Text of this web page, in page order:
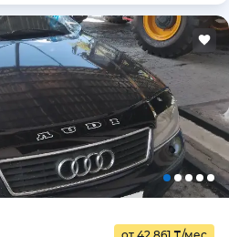
от 42 861 ₸/мес